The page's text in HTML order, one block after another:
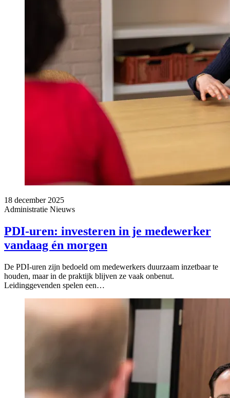
18 december 2025
Administratie Nieuws
PDI-uren: investeren in je medewerker
vandaag én morgen
De PDI-uren zijn bedoeld om medewerkers duurzaam inzetbaar te
houden, maar in de praktijk blijven ze vaak onbenut.
Leidinggevenden spelen een…